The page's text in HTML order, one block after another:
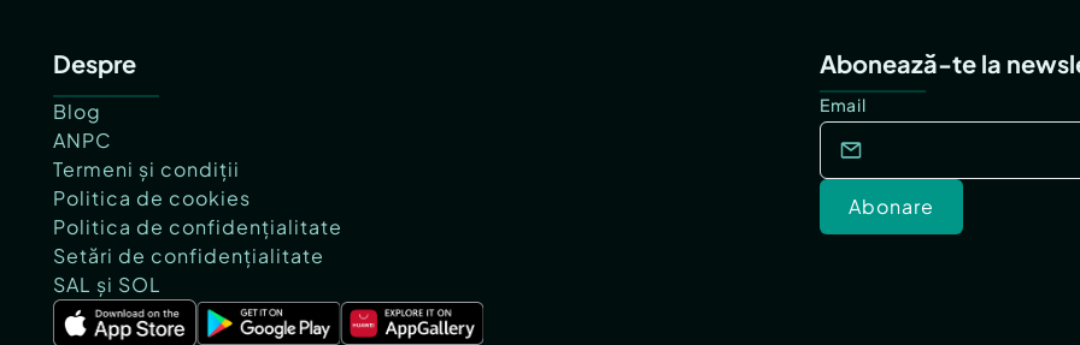
Despre
Blog
ANPC
Termeni și condiții
Politica de cookies
Politica de confidențialitate
Setări de confidențialitate
SAL și SOL
Abonează-te la
Email
Abonare